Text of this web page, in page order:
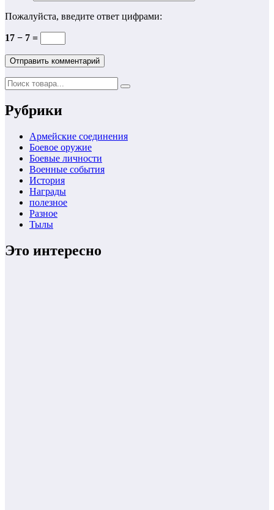
Пожалуйста, введите ответ цифрами:
17 − 7 =
Рубрики
Армейские соединения
Боевое оружие
Боевые личности
Военные события
История
Награды
полезное
Разное
Тылы
Это интересно